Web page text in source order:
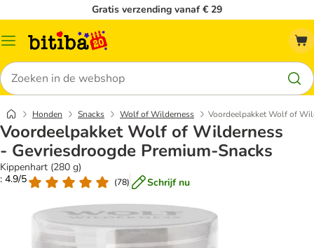
Gratis verzending vanaf € 29
Catalogusmenu
Zoeken
Honden Snacks Wolf of Wilderness Voordeelpakket Wolf of
Voordeelpakket Wolf of Wilderness
- Gevriesdroogde Premium-Snacks
Kippenhart (280 g)
: 4.9/5
(78) Schrijf nu